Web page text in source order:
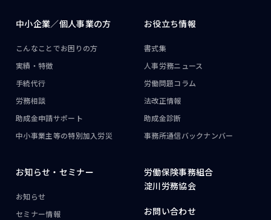
中小企業／個人事業の方
こんなことでお困りの方
実績・特徴
手続代行
労務相談
助成金申請サポート
中小事業主等の特別加入労災
お役立ち情報
書式集
人事労務ニュース
労働問題コラム
法改正情報
助成金診断
事務所通信バックナンバー
お知らせ・ セミナー
お知らせ
セミナー情報
労働保険事務組合
淀川労務協会
お問い合わせ